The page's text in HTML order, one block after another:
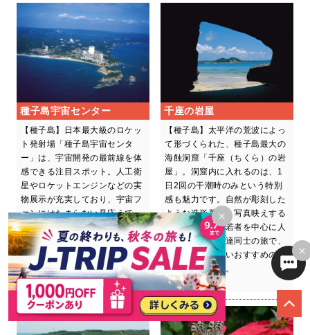
×
種子島宇宙センター
【種子島】日本最大級のロケッ
ト発射場「種子島宇宙センタ
ー」は、宇宙開発の最前線を体
感できる注目スポット。人工衛
星やロケットエンジンなどの実
物展示が充実しており、宇宙フ
ァンにはたまらない見応えで
す。事前予約をすれば、専門ガ
イドによる無料の施設案内ツア
ーにも参加可能。宇宙への夢が
ぐっと身近に感じられる貴重な
体験をぜひ！
千座の岩屋
【種子島】太平洋の荒波によっ
て形づくられた、種子島最大の
海蝕洞窟「千座（ちくら）の岩
屋」。洞窟内に入れるのは、1
日2回の干潮時のみという特別
感も魅力です。自然が彫刻した
ような造形美は、写真映えする
スポットとして若者を中心に人
気急上昇中。友達同士の旅で、
ぜひ立ち寄りたいおすすめの絶
景ポイントです。
×